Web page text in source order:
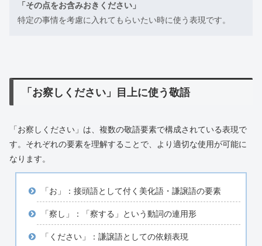
「その点をお含みおきください」
特定の事情を考慮に入れてもらいたい時に使う表現です。
「お察しください」目上に使う敬語
「お察しください」は、複数の敬語要素で構成されている表現で
す。それぞれの要素を理解することで、より適切な使用が可能に
なります。
「お」：接頭語として付く美化語・謙譲語の要素
「察し」：「察する」という動詞の連用形
「ください」：謙譲語としての依頼表現